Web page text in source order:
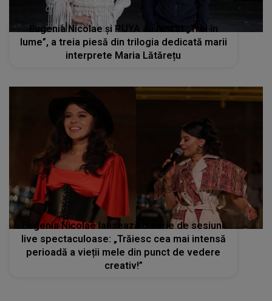
Eugenia Nicolae și PUYA au lansat „Trei în
lume”, a treia piesă din trilogia dedicată marii
interprete Maria Lătărețu
Eugenia Nicolae lansează o serie de sesiuni
live spectaculoase: „Trăiesc cea mai intensă
perioadă a vieții mele din punct de vedere
creativ!”